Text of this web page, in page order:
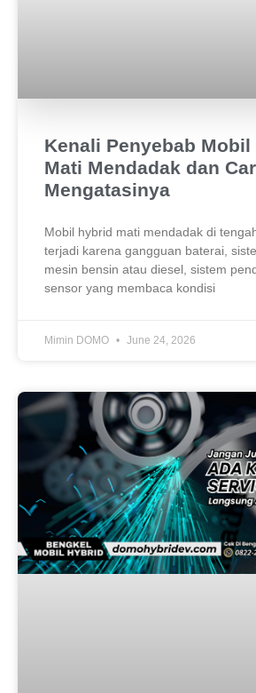
Kenali Penyebab Mobil
Mati Mendadak dan
Mengatasinya
Mobil hybrid mati mendadak di
terjadi karena gangguan baterai,
mesin bensin atau diesel, sistem
sensor yang membaca kondisi
Mimin DOMO June 24, 2026